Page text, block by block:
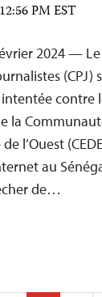
PM EST
2024 —
(CPJ)
contre
la
de l’Ouest
au
de…